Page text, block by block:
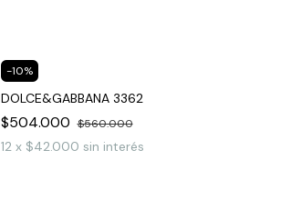
-10%
DOLCE&GABBANA 3362
$504.000 $560.000
12 x $42.000 sin interés